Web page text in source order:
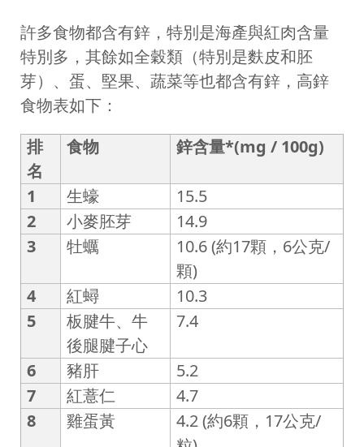
許多食物都含有鋅，特別是海產與紅肉含量
特別多，其餘如全穀類（特別是麩皮和胚
芽）、蛋、堅果、蔬菜等也都含有鋅，高鋅
食物表如下：
排
名
食物 鋅含量*(mg / 100g)
1 生蠔
15.5
2
小麥胚芽
14.9
3
牡蠣
10.6 (約17顆，6公克/
顆)
4
紅蟳
10.3
5
板腱牛、牛
後腿腱子心
7.4
6 豬肝
5.2
7
紅薏仁
4.7
8
雞蛋黃
4.2 (約6顆，17公克/